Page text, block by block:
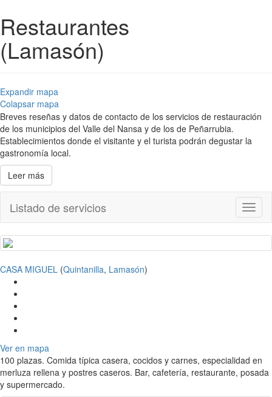
Restaurantes
(Lamasón)
Expandir mapa
Colapsar mapa
Breves reseñas y datos de contacto de los servicios de restauración
de los municipios del Valle del Nansa y de los de Peñarrubia.
Establecimientos donde el visitante y el turista podrán degustar la
gastronomía local.
Leer más
Listado de servicios
CASA MIGUEL (Quintanilla, Lamasón)
Ver en mapa
100 plazas. Comida típica casera, cocidos y carnes, especialidad en
merluza rellena y postres caseros. Bar, cafetería, restaurante, posada
y supermercado.